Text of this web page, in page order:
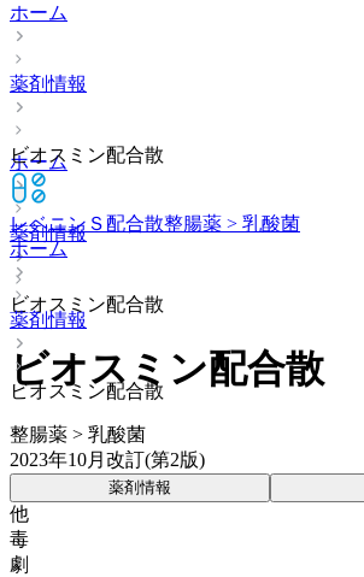
ホーム
薬剤情報
ビオスミン配合散
レベニンＳ配合散整腸薬 > 乳酸菌
ホーム
薬剤情報
ビオスミン配合散
ホーム
薬剤情報
ビオスミン配合散
ビオスミン配合散
整腸薬 > 乳酸菌
2023年10月改訂(第2版)
薬剤情報
他
毒
劇